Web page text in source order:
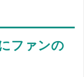
ファンの